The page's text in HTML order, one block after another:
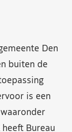
Den
buiten de
is een
Bureau